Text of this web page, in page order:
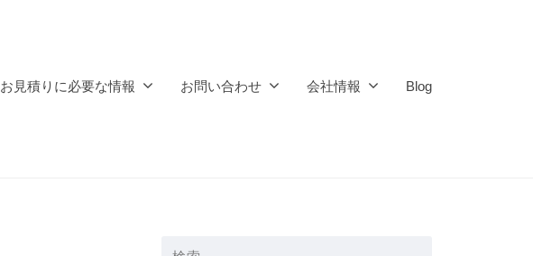
お見積りに必要な情報 お問い合わせ 会社情報 Blog
検